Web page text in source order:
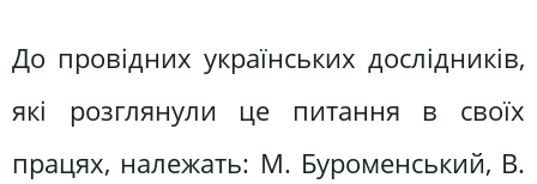
До провідних українських дослідників,
які розглянули це питання в своїх
працях, належать: М. Буроменський, В.